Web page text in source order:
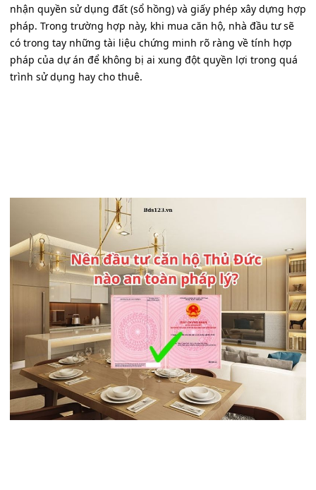
nhận quyền sử dụng đất (sổ hồng) và giấy phép xây dựng hợp
pháp. Trong trường hợp này, khi mua căn hộ, nhà đầu tư sẽ
có trong tay những tài liệu chứng minh rõ ràng về tính hợp
pháp của dự án để không bị ai xung đột quyền lợi trong quá
trình sử dụng hay cho thuê.